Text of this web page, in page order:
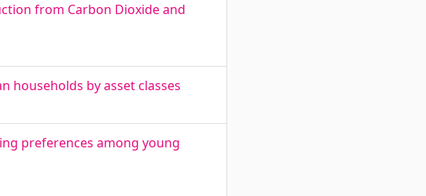
from Carbon Dioxide and
households by asset classes
preferences among young